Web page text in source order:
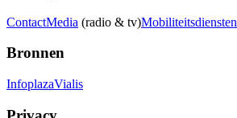
ContactMedia (radio & tv)Mobiliteitsdiensten
Bronnen
InfoplazaVialis